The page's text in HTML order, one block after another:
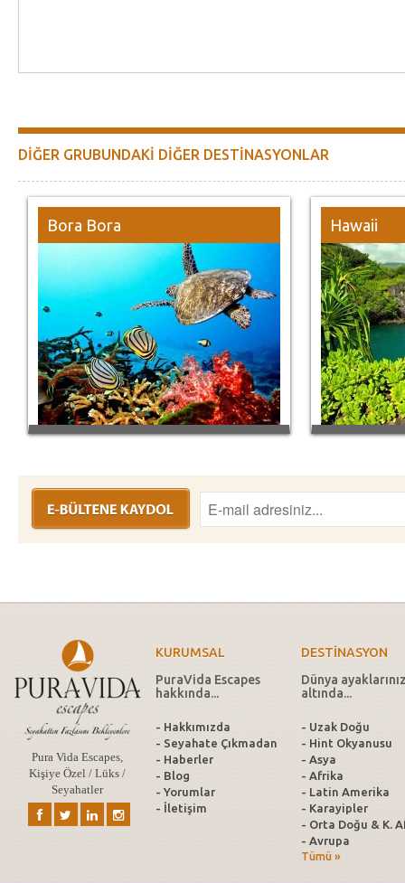
DİĞER GRUBUNDAKİ DİĞER DESTİNASYONLAR
Bora Bora Hawaii
Pura Vida Escapes,
Kişiye Özel / Lüks /
Seyahatler
KURUMSAL
PuraVida Escapes
hakkında...
- Hakkımızda
- Seyahate Çıkmadan
- Haberler
- Blog
- Yorumlar
- İletişim
DESTİNASYON
Dünya
altında...
- Uzak Doğu
- Hint Okyanusu
- Asya
- Afrika
- Latin Amerika
- Karayipler
- Orta Doğu & K.
- Avrupa
Tümü »